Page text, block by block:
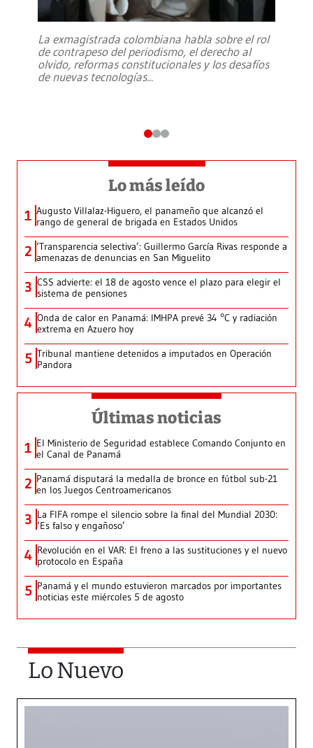
La exmagistrada colombiana habla sobre el rol
de contrapeso del periodismo, el derecho al
olvido, reformas constitucionales y los desafíos
de nuevas tecnologías...
Lo más leído
1 Augusto Villalaz-Higuero, el panameño que alcanzó el
rango de general de brigada en Estados Unidos
2 ‘Transparencia selectiva’: Guillermo García Rivas responde a
amenazas de denuncias en San Miguelito
3 CSS advierte: el 18 de agosto vence el plazo para elegir el
sistema de pensiones
4 Onda de calor en Panamá: IMHPA prevé 34 °C y radiación
extrema en Azuero hoy
5 Tribunal mantiene detenidos a imputados en Operación
Pandora
Últimas noticias
1 El Ministerio de Seguridad establece Comando Conjunto en
el Canal de Panamá
2 Panamá disputará la medalla de bronce en fútbol sub-21
en los Juegos Centroamericanos
3 La FIFA rompe el silencio sobre la final del Mundial 2030:
‘Es falso y engañoso’
4 Revolución en el VAR: El freno a las sustituciones y el nuevo
protocolo en España
5 Panamá y el mundo estuvieron marcados por importantes
noticias este miércoles 5 de agosto
Lo Nuevo